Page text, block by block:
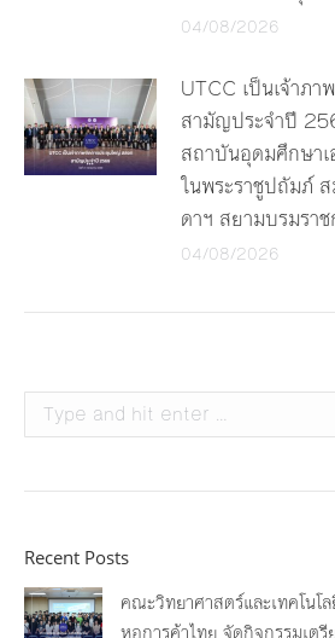
04/08/2026
UTCC เป็นเจ้าภ
สามัญประจำปี
สถาบันอุดมศึกษา
ในพระราชูปถัมภ์
ดาฯ สยามบรมรา
04/08/2026
Search:
Recent Posts
คณะวิทยาศาสตร์และเทคโนโ
หอการค้าไทย จัดกิจกรรมเต